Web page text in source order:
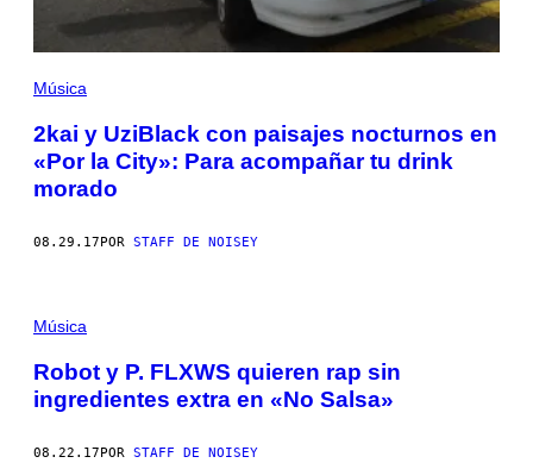
Música
2kai y UziBlack con paisajes nocturnos en
«Por la City»: Para acompañar tu drink
morado
08.29.17POR STAFF DE NOISEY
Música
Robot y P. FLXWS quieren rap sin
ingredientes extra en «No Salsa»
08.22.17POR STAFF DE NOISEY